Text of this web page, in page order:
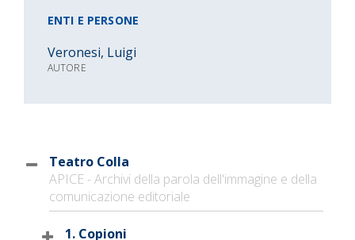
ENTI E PERSONE
Veronesi, Luigi
AUTORE
Teatro Colla
APICE - Archivi della parola dell'immagine e della
comunicazione editoriale
1. Copioni